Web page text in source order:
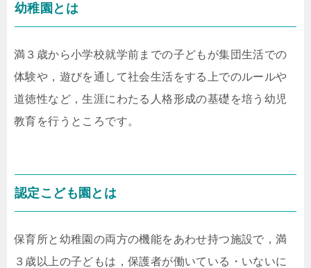
幼稚園とは
満３歳から小学校就学前までの子どもが集団生活での
体験や，遊びを通して社会生活をする上でのルールや
道徳性など，生涯にわたる人格形成の基礎を培う幼児
教育を行うところです。
認定こども園とは
保育所と幼稚園の両方の機能をあわせ持つ施設で，満
３歳以上の子どもは，保護者が働いている・いないに